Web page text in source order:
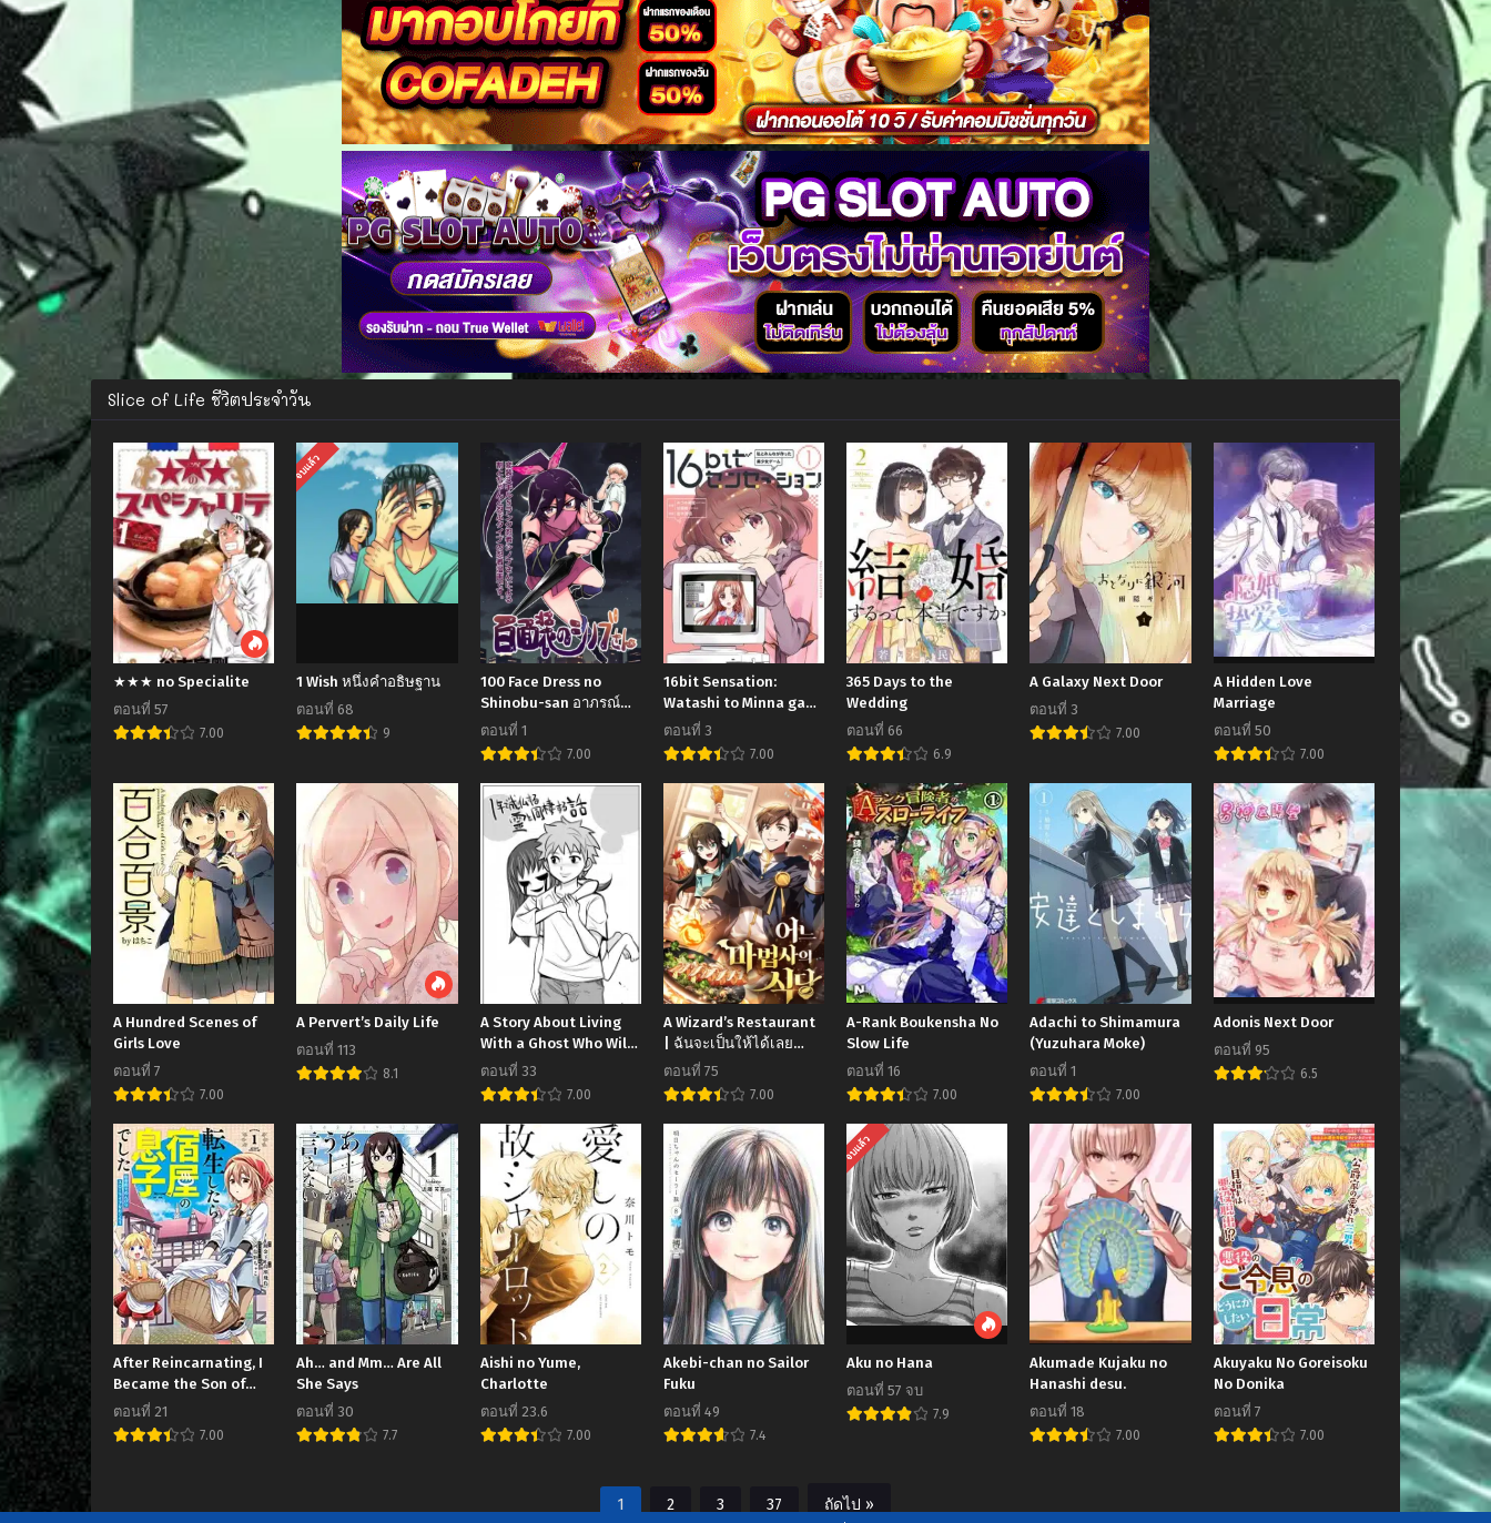
Slice of Life ชีวิตประจำวัน
★★★ no Specialite
ตอนที่ 57
7.00
จบแล้ว
1 Wish หนึ่งคำอธิษฐาน
ตอนที่ 68
9
100 Face Dress no
Shinobu-san อาภรณ์
ร้อยหน้า คุณชิโนบุ
ตอนที่ 1
7.00
16bit Sensation:
Watashi to Minna ga
Tsukutta Bishoujo
Game
ตอนที่ 3
7.00
365 Days to the
Wedding
ตอนที่ 66
6.9
A Galaxy Next Door
ตอนที่ 3
7.00
A Hidden Love
Marriage
ตอนที่ 50
7.00
A Hundred Scenes of
Girls Love
ตอนที่ 7
7.00
A Pervert’s Daily Life
ตอนที่ 113
8.1
A Story About Living
With a Ghost Who Will
Attain Enlightenment
in a Year
ตอนที่ 33
7.00
A Wizard’s Restaurant
| ฉันจะเป็นให้ได้เลย
มาสเตอร์เชฟในต่างโลก
ตอนที่ 75
7.00
A-Rank Boukensha No
Slow Life
ตอนที่ 16
7.00
Adachi to Shimamura
(Yuzuhara Moke)
ตอนที่ 1
7.00
Adonis Next Door
ตอนที่ 95
6.5
After Reincarnating, I
Became the Son of
Inkeepers
ตอนที่ 21
7.00
Ah… and Mm… Are All
She Says
ตอนที่ 30
7.7
Aishi no Yume,
Charlotte
ตอนที่ 23.6
7.00
Akebi-chan no Sailor
Fuku
ตอนที่ 49
7.4
จบแล้ว
Aku no Hana
ตอนที่ 57 จบ
7.9
Akumade Kujaku no
Hanashi desu.
ตอนที่ 18
7.00
Akuyaku No Goreisoku
No Donika
ตอนที่ 7
7.00
1 2 3 37
ถัดไป »